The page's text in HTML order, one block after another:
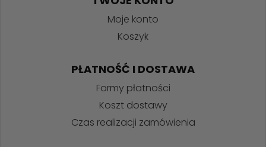
Moje konto
Koszyk
PŁATNOŚĆ I DOSTAWA
Formy płatności
Koszt dostawy
Czas realizacji zamówienia